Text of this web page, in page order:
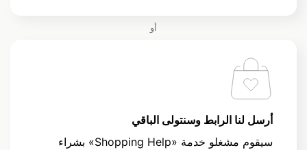
أو
أرسل لنا الرابط وسنتولى الباقي
سيقوم مشغلو خدمة «Shopping Help» بشراء